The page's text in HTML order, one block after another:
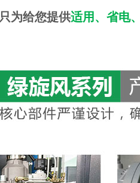
只为给您提供适用、省电